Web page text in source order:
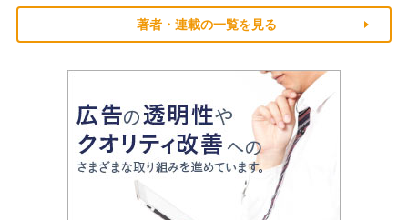
著者・連載の一覧を見る